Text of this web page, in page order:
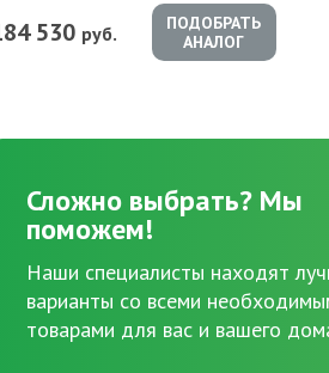
530 руб.
ПОДОБРАТЬ
АНАЛОГ
Сложно выбрать? Мы
поможем!
Наши специалисты находят
варианты со всеми
товарами для вас и вашего